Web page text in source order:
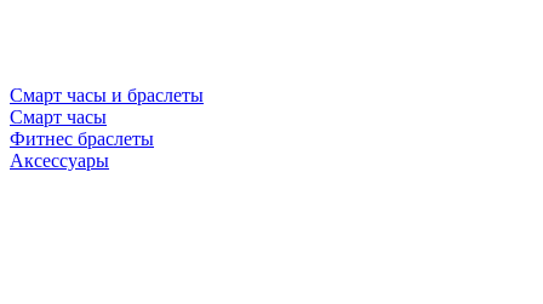
Смарт часы и браслеты
Смарт часы
Фитнес браслеты
Аксессуары